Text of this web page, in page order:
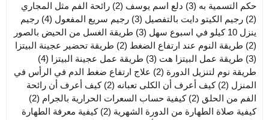
حكم التسمية به (3) دلع اسم يوسف (2)
رائحة الفم مثل المجاري
(2)
رجيم الكيتو دايت بالتفصيل (3) رجيم سريع المفعول (4)
رجيم
ينزل 10 كيلو في اسبوع سهل
(3)
طريقة الغسل من الحيض بالصور
(2)
طريقة النوم عند ارتفاع الضغط (2)
طريقة تحضير عجينة البيتزا
(3)
طريقة عمل البيتزا هت (3) طريقة عمل عجينة البيتزا (4)
طريقة نوم لتنزيل الدورة (2)
علاج ارتفاع ضغط الدم في الرأس في
المنزل (2) كيف أعرف أن الكلى تعبانه (2)
كيف أعرف أن رائحة
الفم من الحلق (2) كيفية حساب السعرات الحرارية بالجرام (2)
كيفية صلاة الطهارة من الدورة الشهرية (2)
كيفية معرفة الطهارة